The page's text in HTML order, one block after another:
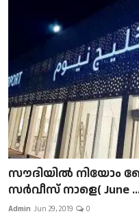
സൗദിയിൽ നിയോം
സർവീസ് നാളെ( June
Admin Jun 29, 2019 0